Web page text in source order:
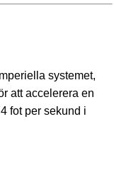
systemet,
att accelerera en
fot per sekund i